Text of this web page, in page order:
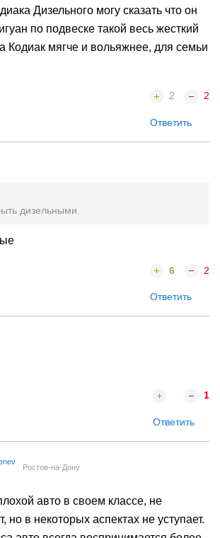
Дизельного могу сказать что он
по подвеске такой весь жесткий
Кодиак мягче и вольяжнее, для семьи
2 2
Ответить
дизельными.
6 2
Ответить
1
Ответить
Ростов-на-Дону
авто в своем классе, не
но в некоторых аспектах не уступает.